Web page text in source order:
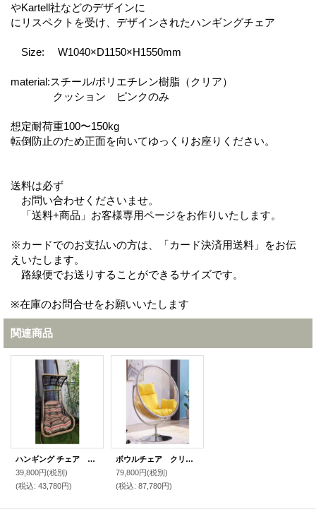
やKartell社などのデザインに
にリスペクトを受け、デザインされたハンギングチェア
Size: W1040×D1150×H1550mm
material:スチール/ポリエチレン樹脂（クリア）
クッション ピンクのみ
想定耐荷重100〜150kg
転倒防止のため正面を向いてゆっくりお座りください。
送料は必ず
お問い合わせくださいませ。
「送料+商品」お客様専用ページをお作りいたします。
※カードでのお支払いの方は、「カード決済用送料」をお伝
えいたします。
路線便でお送りすることができるサイズです。
※在庫のお問合せをお願いいたします
関連商品
ハンギング チェア 1人掛け W1020
39,800円(税別)
(税込: 43,780円)
ボウルチェア クリア スリングチェア 1P W1140
79,800円(税別)
(税込: 87,780円)